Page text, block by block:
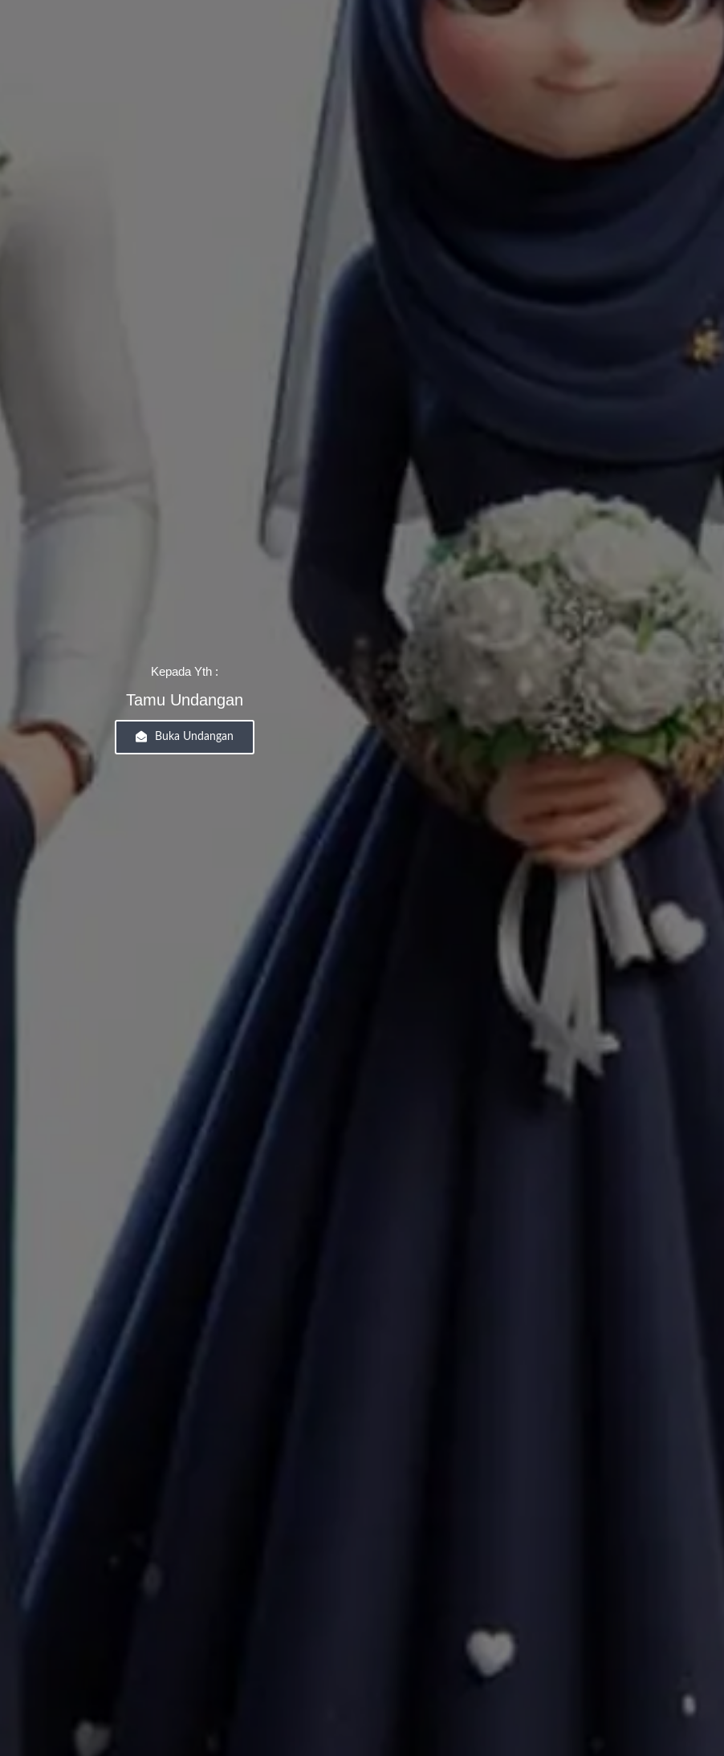
Kepada Yth :
Tamu Undangan
Buka Undangan